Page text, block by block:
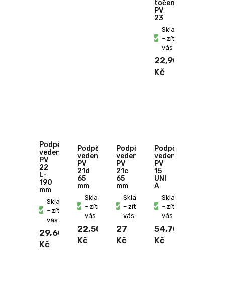
točená
PV
23
Skladem
– zítra u
vás
22,90
Kč
Podpěra
vedení
PV
22
L-
190
mm
Skladem
– zítra u
vás
29,60
Kč
Podpěra
vedení
PV
21d
65
mm
Skladem
– zítra u
vás
22,50
Kč
Podpěra
vedení
PV
21c
65
mm
Skladem
– zítra u
vás
27
Kč
Podpěra
vedení
PV
15
UNI
A
Skladem
– zítra u
vás
54,70
Kč